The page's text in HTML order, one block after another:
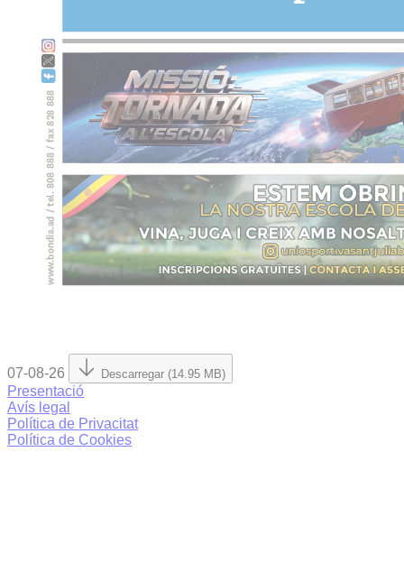
07-08-26 Descarregar (14.95 MB)
Presentació
Avís legal
Política de Privacitat
Política de Cookies